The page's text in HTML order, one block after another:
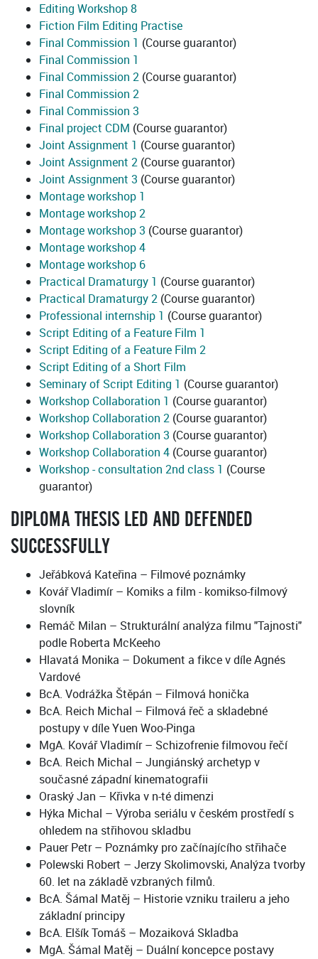
Editing Workshop 8
Fiction Film Editing Practise
Final Commission 1 (Course guarantor)
Final Commission 1
Final Commission 2 (Course guarantor)
Final Commission 2
Final Commission 3
Final project CDM (Course guarantor)
Joint Assignment 1 (Course guarantor)
Joint Assignment 2 (Course guarantor)
Joint Assignment 3 (Course guarantor)
Montage workshop 1
Montage workshop 2
Montage workshop 3 (Course guarantor)
Montage workshop 4
Montage workshop 6
Practical Dramaturgy 1 (Course guarantor)
Practical Dramaturgy 2 (Course guarantor)
Professional internship 1 (Course guarantor)
Script Editing of a Feature Film 1
Script Editing of a Feature Film 2
Script Editing of a Short Film
Seminary of Script Editing 1 (Course guarantor)
Workshop Collaboration 1 (Course guarantor)
Workshop Collaboration 2 (Course guarantor)
Workshop Collaboration 3 (Course guarantor)
Workshop Collaboration 4 (Course guarantor)
Workshop - consultation 2nd class 1 (Course
guarantor)
DIPLOMA THESIS LED AND DEFENDED
SUCCESSFULLY
Jeřábková Kateřina – Filmové poznámky
Kovář Vladimír – Komiks a film - komikso-filmový
slovník
Remáč Milan – Strukturální analýza filmu "Tajnosti"
podle Roberta McKeeho
Hlavatá Monika – Dokument a fikce v díle Agnés
Vardové
BcA. Vodrážka Štěpán – Filmová honička
BcA. Reich Michal – Filmová řeč a skladebné
postupy v díle Yuen Woo-Pinga
MgA. Kovář Vladimír – Schizofrenie filmovou řečí
BcA. Reich Michal – Jungiánský archetyp v
současné západní kinematografii
Oraský Jan – Křivka v n-té dimenzi
Hýka Michal – Výroba seriálu v českém prostředí s
ohledem na střihovou skladbu
Pauer Petr – Poznámky pro začínajícího střihače
Polewski Robert – Jerzy Skolimovski, Analýza tvorby
60. let na základě vzbraných filmů.
BcA. Šámal Matěj – Historie vzniku traileru a jeho
základní principy
BcA. Elšík Tomáš – Mozaiková Skladba
MgA. Šámal Matěj – Duální koncepce postavy